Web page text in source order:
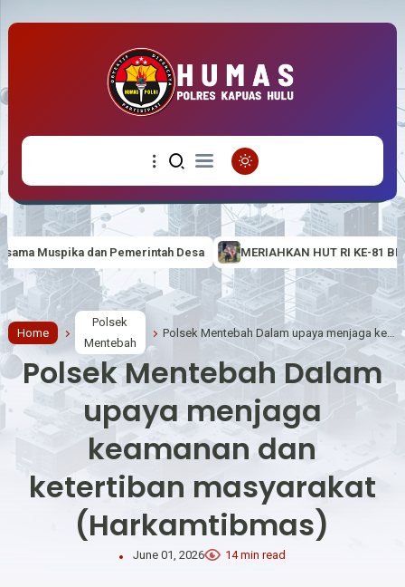
MERIAHKAN HUT RI KE-81 BERTEMA “BERDAULAT, ADIL
Home
Polsek
Mentebah
Polsek Mentebah Dalam upaya menjaga keamanan dan ketertiban masyarakat (Harkamtibmas)
Polsek Mentebah Dalam
upaya menjaga
keamanan dan
ketertiban masyarakat
(Harkamtibmas)
June 01, 2026 14 min read